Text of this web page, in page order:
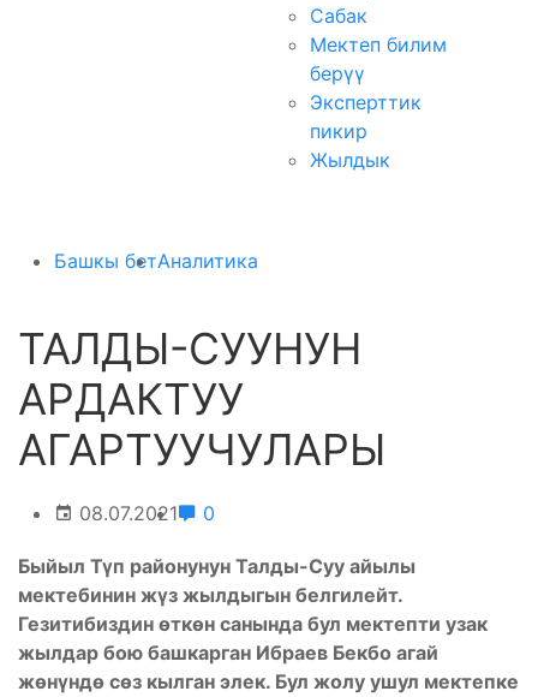
Сабак
Мектеп билим
берүү
Эксперттик
пикир
Жылдык
Башкы бетАналитика
ТАЛДЫ-СУУНУН
АРДАКТУУ
АГАРТУУЧУЛАРЫ
08.07.2021 0
Быйыл Түп районунун Талды-Суу айылы
мектебинин жүз жылдыгын белгилейт.
Гезитибиздин өткөн санында бул мектепти узак
жылдар бою башкарган Ибраев Бекбо агай
жөнүндө сөз кылган элек. Бул жолу ушул мектепке